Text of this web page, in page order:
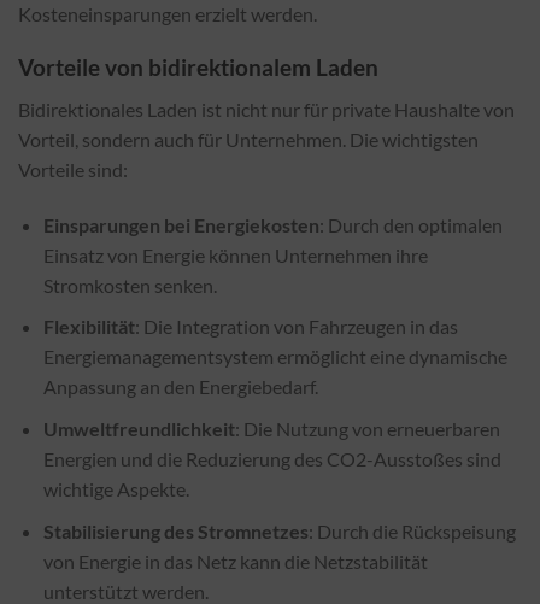
Kosteneinsparungen erzielt werden.
Vorteile von bidirektionalem Laden
Bidirektionales Laden ist nicht nur für private Haushalte von
Vorteil, sondern auch für Unternehmen. Die wichtigsten
Vorteile sind:
Einsparungen bei Energiekosten: Durch den optimalen
Einsatz von Energie können Unternehmen ihre
Stromkosten senken.
Flexibilität: Die Integration von Fahrzeugen in das
Energiemanagementsystem ermöglicht eine dynamische
Anpassung an den Energiebedarf.
Umweltfreundlichkeit: Die Nutzung von erneuerbaren
Energien und die Reduzierung des CO2-Ausstoßes sind
wichtige Aspekte.
Stabilisierung des Stromnetzes: Durch die Rückspeisung
von Energie in das Netz kann die Netzstabilität
unterstützt werden.